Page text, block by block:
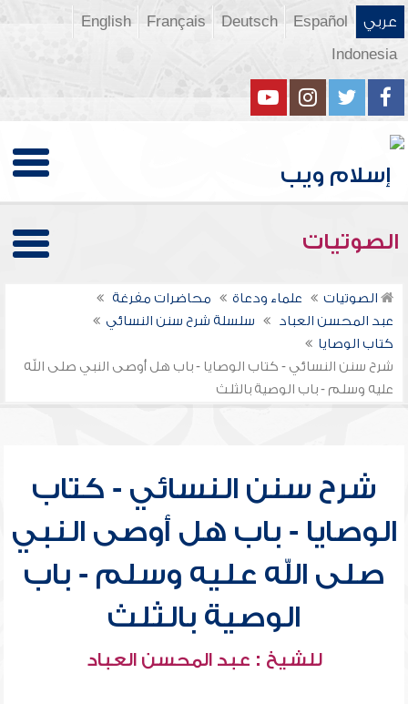
عربي Español
Deutsch
Français
English
Indonesia
الصوتيات
الصوتيات علماء ودعاة
محاضرات مفرغة
عبد المحسن العباد
سلسلة شرح سنن النسائي
كتاب الوصايا
شرح سنن النسائي - كتاب الوصايا - باب هل أوصى النبي صلى الله
عليه وسلم - باب الوصية بالثلث
شرح سنن النسائي - كتاب
الوصايا - باب هل أوصى النبي
صلى الله عليه وسلم - باب
الوصية بالثلث
للشيخ : عبد المحسن العباد